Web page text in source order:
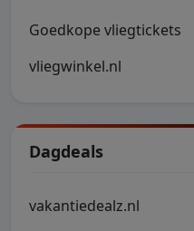
Goedkope vliegtickets
vliegwinkel.nl
Dagdeals
vakantiedealz.nl